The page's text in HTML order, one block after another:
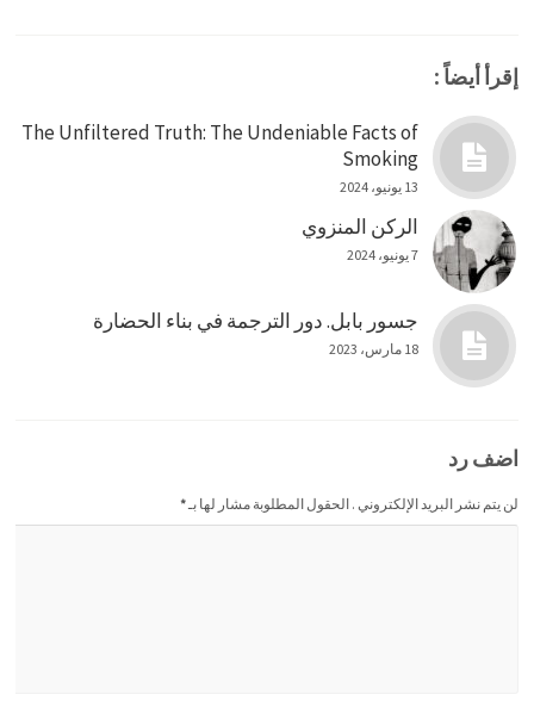
إقرأ أيضاً :
The Unfiltered Truth: The Undeniable Facts of
Smoking
13 يونيو، 2024
الركن المنزوي
7 يونيو، 2024
جسور بابل. دور الترجمة في بناء الحضارة
18 مارس، 2023
اضف رد
لن يتم نشر البريد الإلكتروني . الحقول المطلوبة مشار لها بـ*